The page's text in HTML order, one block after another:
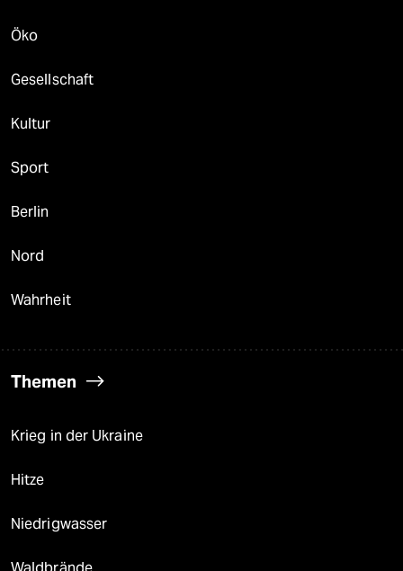
Öko
Gesellschaft
Kultur
Sport
Berlin
Nord
Wahrheit
Themen
Krieg in der Ukraine
Hitze
Niedrigwasser